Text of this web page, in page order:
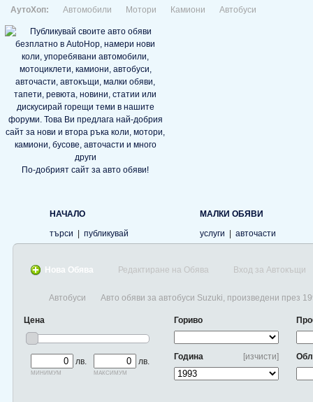
АутоХоп: Автомобили Мотори Камиони Автобуси
По-добрият сайт за авто обяви!
НАЧАЛО
търси
публикувай
МАЛКИ ОБЯВИ
услуги
авточасти
Нова Обява Редактиране на Обява Вход за Автокъщи
Автобуси Авто обяви за автобуси Suzuki, произведени през
Цена
лв.
минимум
лв.
максимум
Гориво
[изчисти]
Година